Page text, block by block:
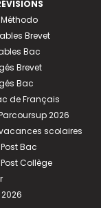
Brevet
Bac
Brevet
Bac
de Français
2026
scolaires
Bac
Collège